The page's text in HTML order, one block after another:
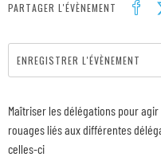
PARTAGER L'ÉVÈNEMENT
ENREGISTRER L'ÉVÈNEMENT
Maîtriser les délégations pour
rouages liés aux différentes
celles-ci